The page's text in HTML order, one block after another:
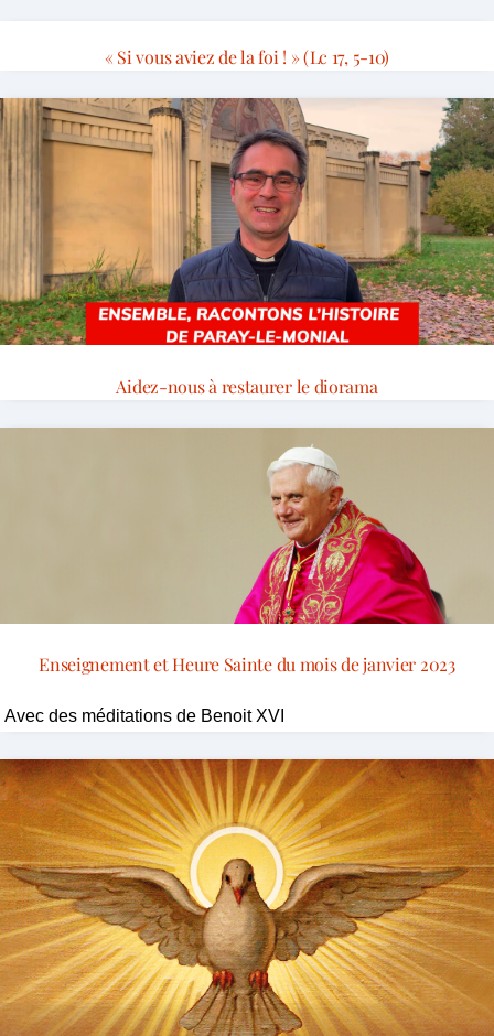
« Si vous aviez de la foi ! » (Lc 17, 5-10)
Aidez-nous à restaurer le diorama
Enseignement et Heure Sainte du mois de janvier 2023
Avec des méditations de Benoit XVI